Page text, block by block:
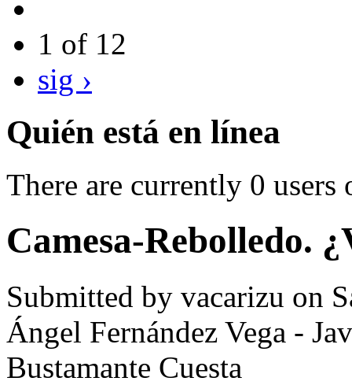
1 of 12
sig ›
Quién está en línea
There are currently 0 users
Camesa-Rebolledo.
Submitted by vacarizu on
Ángel Fernández Vega -
Bustamante Cuesta